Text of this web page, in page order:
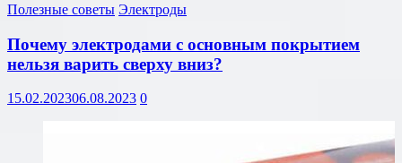
Полезные советы Электроды
Почему электродами с основным покрытием
нельзя варить сверху вниз?
15.02.202306.08.2023 0